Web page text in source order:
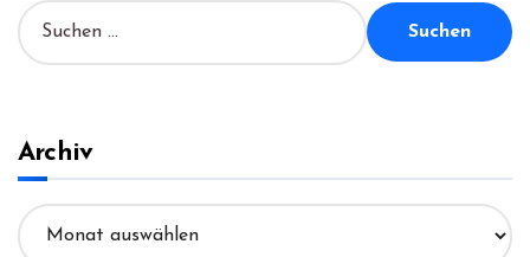
S
u
n
c
h
Archiv
A
r